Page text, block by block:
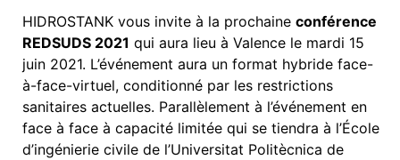
HIDROSTANK vous invite à la prochaine conférence
REDSUDS 2021 qui aura lieu à Valence le mardi 15
juin 2021. L’événement aura un format hybride face-
à-face-virtuel, conditionné par les restrictions
sanitaires actuelles. Parallèlement à l’événement en
face à face à capacité limitée qui se tiendra à l’École
d’ingénierie civile de l’Universitat Politècnica de